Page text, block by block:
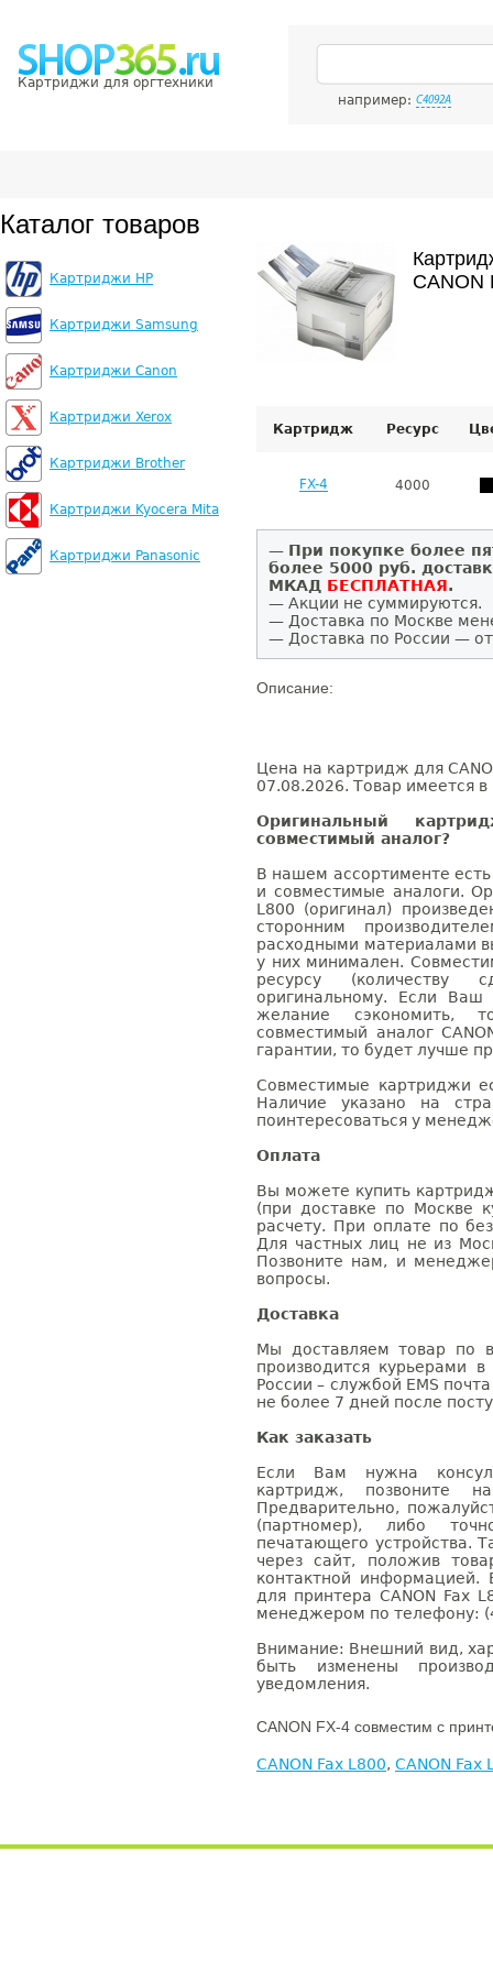
Картриджи для оргтехники
например: C4092A
Каталог товаров
Картриджи HP
Картриджи Samsung
Картриджи Canon
Картриджи Xerox
Картриджи Brother
Картриджи Kyocera Mita
Картриджи Panasonic
CANON
Картридж Ресурс
FX-4 4000
— При покупке более
более 5000 руб.
МКАД БЕСПЛАТНАЯ.
— Акции не суммируются.
— Доставка по Москве
— Доставка по России —
Описание:
Цена на картридж для
07.08.2026. Товар имеется в
Оригинальный
совместимый аналог?
В нашем ассортименте
и совместимые аналоги.
L800 (оригинал)
сторонним
расходными материалами
у них минимален.
ресурсу (количеству
оригинальному. Если
желание сэкономить,
совместимый аналог
гарантии, то будет лучше
Совместимые картриджи
Наличие указано на
поинтересоваться у
Оплата
Вы можете купить
(при доставке по Москве
расчету. При оплате по
Для частных лиц не из
Позвоните нам, и
вопросы.
Доставка
Мы доставляем товар по
производится курьерами
России – службой EMS
не более 7 дней после
Как заказать
Если Вам нужна
картридж, позвоните
Предварительно,
(партномер), либо
печатающего устройства.
через сайт, положив
контактной информацией.
для принтера CANON Fax
менеджером по телефону:
Внимание: Внешний вид,
быть изменены
уведомления.
CANON FX-4 совместим с
CANON Fax L800, CANON Fax